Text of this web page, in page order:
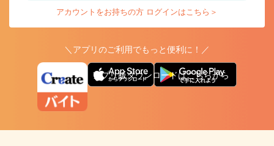
アカウントをお持ちの方 ログインはこちら＞
＼アプリのご利用でもっと便利に！／
アプリ版ダウンロードはこちらから